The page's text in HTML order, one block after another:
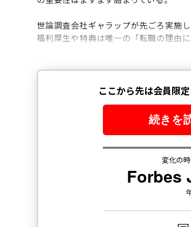
世論調査会社ギャラップが先ごろ実施
福利厚生や特典は唯一の「転職の理由